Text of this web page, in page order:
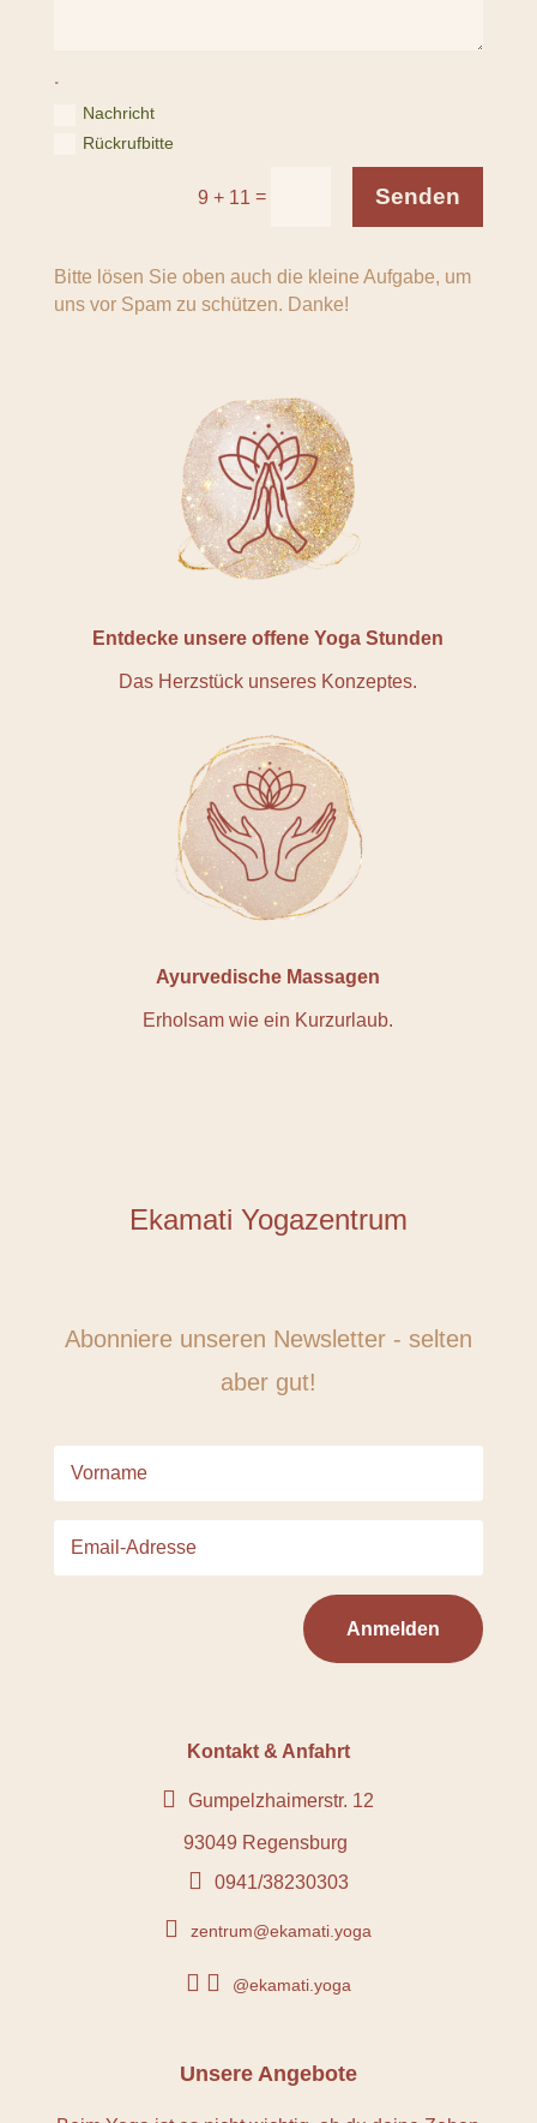
.
Nachricht
Rückrufbitte
9 + 11 = Senden
Bitte lösen Sie oben auch die kleine Aufgabe, um
uns vor Spam zu schützen. Danke!
Entdecke unsere offene Yoga Stunden
Das Herzstück unseres Konzeptes.
Ayurvedische Massagen
Erholsam wie ein Kurzurlaub.
Ekamati Yogazentrum
Abonniere unseren Newsletter - selten
aber gut!
Anmelden
Kontakt & Anfahrt
 Gumpelzhaimerstr. 12
93049 Regensburg
 0941/38230303
 zentrum@ekamati.yoga
  @ekamati.yoga
Unsere Angebote